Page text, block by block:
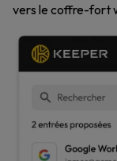
vers le coffre-fort